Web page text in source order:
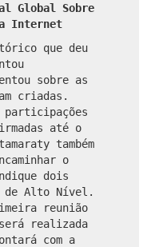
Global Sobre
Internet
que deu
sobre as
criadas.
até o
também
o
dois
de Alto Nível.
reunião
realizada
com a